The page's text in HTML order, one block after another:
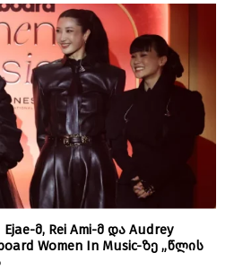
მ, Rei Ami-მ და Audrey
Women In Music-ზე „წლის